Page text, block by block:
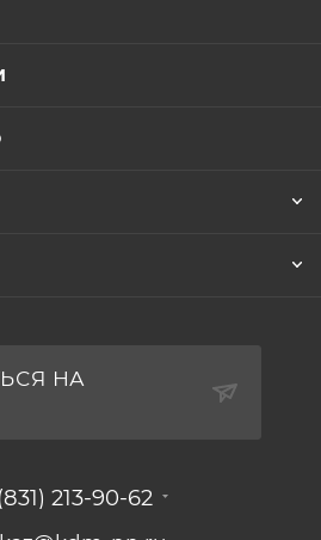
НА
213-90-62